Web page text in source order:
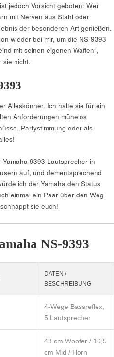
jedoch Vorsicht geboten: Wer
mit Nerven aus Stahl oder
der besonderen Art genießen.
wieder bei mir, um die NS-9393
mit seinen eigenen Waffen“,
sie nicht.
Alleskönner. Ich halte sie für ein
Anforderungen mühelos
Partystimmung oder als
9393 Lautsprecher in
auf, und dementsprechend
ich der Yamaha den Status
einmal ein Paar über den Weg
sie euch!
NS-9393
DATEN /
BESCHREIBUNG
4-Wege Bassreflex,
5 Lautsprecher
43 cm Woofer / 16,5
cm Mid / Horn